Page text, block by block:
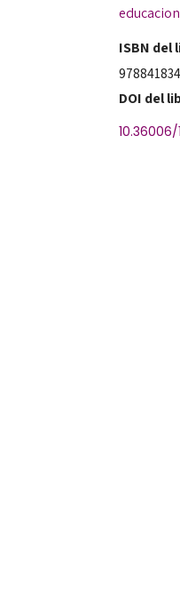
ISBN del
DOI del